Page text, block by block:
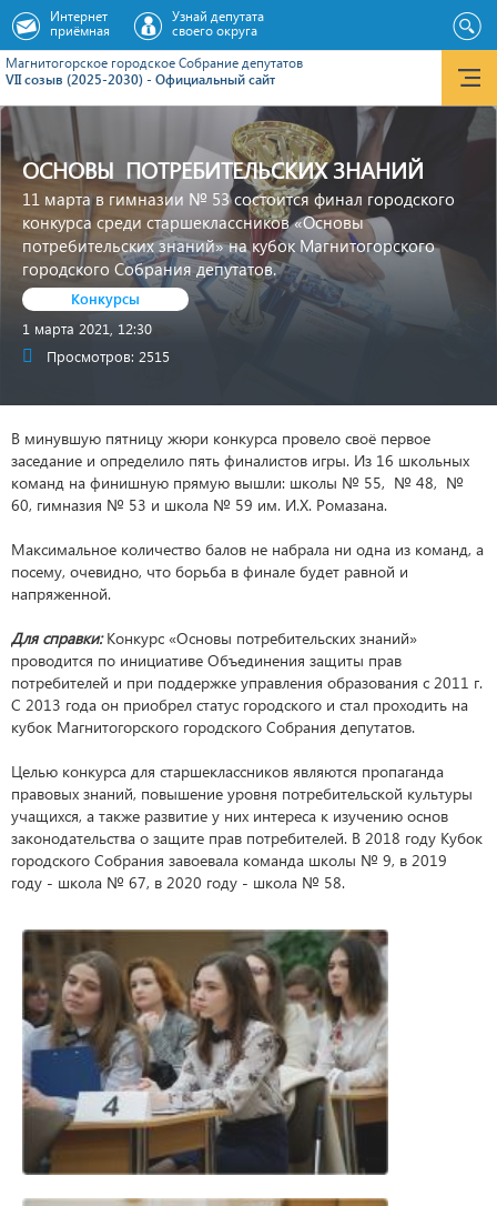
Магнитогорское городское Cобрание депутатов
VII созыв (2025-2030) - Официальный сайт
Интернет
приёмная
Узнай депутата
своего округа
ОСНОВЫ ПОТРЕБИТЕЛЬСКИХ ЗНАНИЙ
11 марта в гимназии № 53 состоится финал городского
конкурса среди старшеклассников «Основы
потребительских знаний» на кубок Магнитогорского
городского Собрания депутатов.
Конкурсы
1 марта 2021, 12:30
Просмотров: 2515
В минувшую пятницу жюри конкурса провело своё первое
заседание и определило пять финалистов игры. Из 16 школьных
команд на финишную прямую вышли: школы № 55, № 48, №
60, гимназия № 53 и школа № 59 им. И.Х. Ромазана.
Максимальное количество балов не набрала ни одна из команд, а
посему, очевидно, что борьба в финале будет равной и
напряженной.
Для справки:Конкурс «Основы потребительских знаний»
проводится по инициативе Объединения защиты прав
потребителей и при поддержке управления образования с 2011 г.
С 2013 года он приобрел статус городского и стал проходить на
кубок Магнитогорского городского Собрания депутатов.
Целью конкурса для старшеклассников являются пропаганда
правовых знаний, повышение уровня потребительской культуры
учащихся, а также развитие у них интереса к изучению основ
законодательства о защите прав потребителей. В 2018 году Кубок
городского Собрания завоевала команда школы № 9, в 2019
году - школа № 67, в 2020 году - школа № 58.